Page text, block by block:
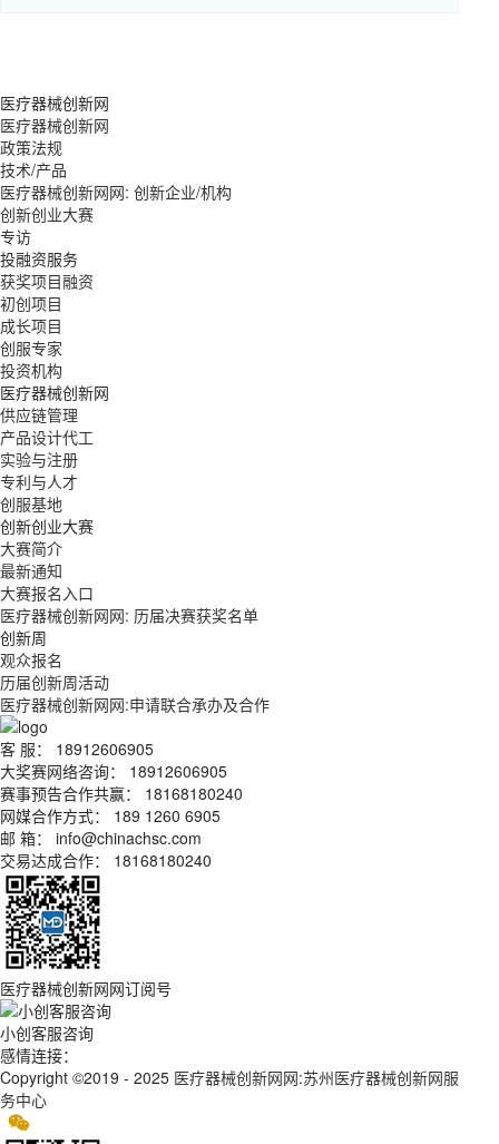
医疗器械创新网
医疗器械创新网
政策法规
技术/产品
医疗器械创新网网: 创新企业/机构
创新创业大赛
专访
投融资服务
获奖项目融资
初创项目
成长项目
创服专家
投资机构
医疗器械创新网
供应链管理
产品设计代工
实验与注册
专利与人才
创服基地
创新创业大赛
大赛简介
最新通知
大赛报名入口
医疗器械创新网网: 历届决赛获奖名单
创新周
观众报名
历届创新周活动
医疗器械创新网网:申请联合承办及合作
客 服： 18912606905
大奖赛网络咨询： 18912606905
赛事预告合作共赢： 18168180240
网媒合作方式： 189 1260 6905
邮 箱： info@chinachsc.com
交易达成合作： 18168180240
医疗器械创新网网订阅号
小创客服咨询
感情连接：
Copyright ©2019 - 2025 医疗器械创新网网:苏州医疗器械创新网服
务中心